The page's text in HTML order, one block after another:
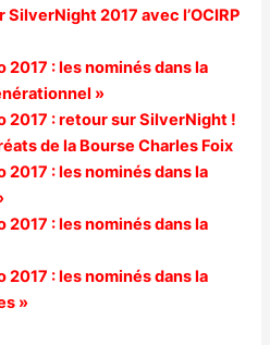
2017 avec l’OCIRP
2017 : les nominés dans la
»
2017 : retour sur SilverNight !
de la Bourse Charles Foix
2017 : les nominés dans la
2017 : les nominés dans la
2017 : les nominés dans la
»